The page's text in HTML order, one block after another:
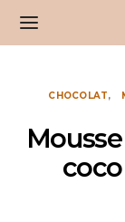
CHOCOLAT